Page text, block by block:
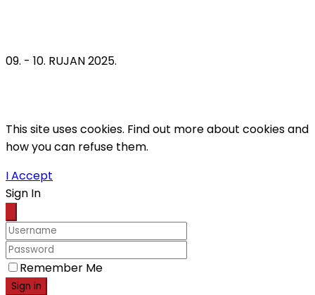
09. - 10. RUJAN 2025.
This site uses cookies. Find out more about cookies and
how you can refuse them.
I Accept
Sign In
Remember Me
Sign in